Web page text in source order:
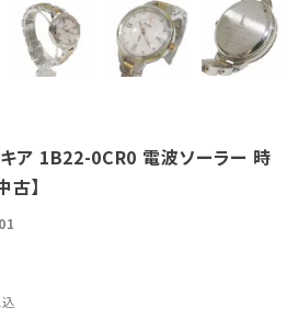
キア 1B22-0CR0 電波ソーラー 時
】